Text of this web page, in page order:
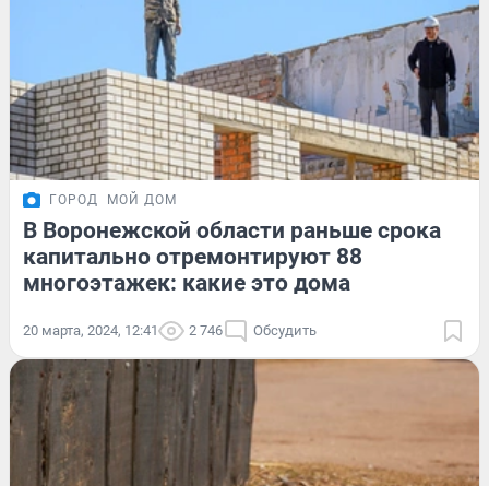
ГОРОД МОЙ ДОМ
В Воронежской области раньше срока
капитально отремонтируют 88
многоэтажек: какие это дома
20 марта, 2024, 12:41 2 746 Обсудить